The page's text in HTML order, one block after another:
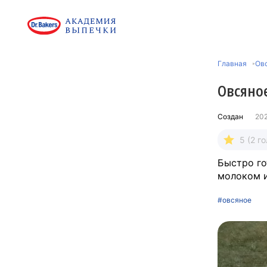
Главная
Создан
5 (2
Быстро
молоком
#овсяное